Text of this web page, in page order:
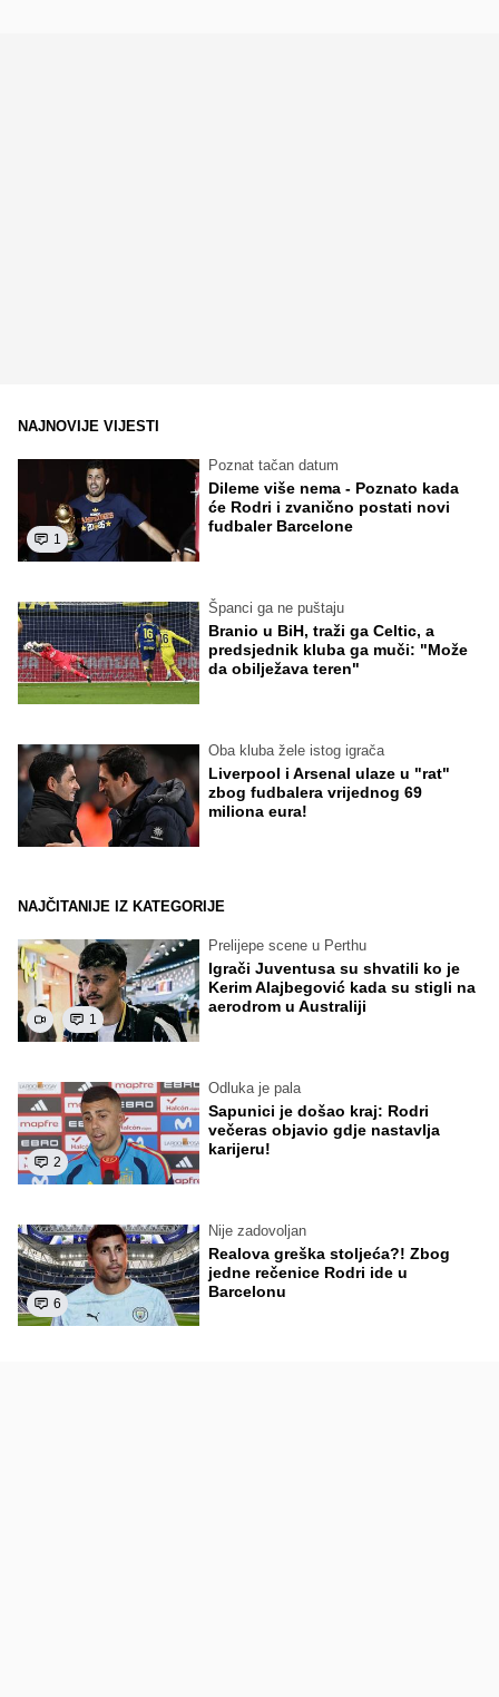
NAJNOVIJE VIJESTI
1
Poznat tačan datum
Dileme više nema - Poznato kada
će Rodri i zvanično postati novi
fudbaler Barcelone
Španci ga ne puštaju
Branio u BiH, traži ga Celtic, a
predsjednik kluba ga muči: "Može
da obilježava teren"
Oba kluba žele istog igrača
Liverpool i Arsenal ulaze u "rat"
zbog fudbalera vrijednog 69
miliona eura!
NAJČITANIJE IZ KATEGORIJE
1
Prelijepe scene u Perthu
Igrači Juventusa su shvatili ko je
Kerim Alajbegović kada su stigli na
aerodrom u Australiji
2
Odluka je pala
Sapunici je došao kraj: Rodri
večeras objavio gdje nastavlja
karijeru!
6
Nije zadovoljan
Realova greška stoljeća?! Zbog
jedne rečenice Rodri ide u
Barcelonu